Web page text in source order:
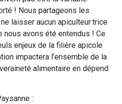
! Nous partageons les
laisser aucun apiculteur·trice
nous avons été entendus ! Ce
enjeux de la filière apicole
impactera l’ensemble de la
alimentaire en dépend
: